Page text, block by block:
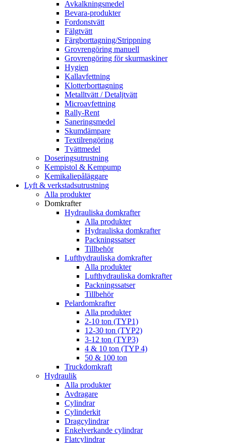
Avkalkningsmedel
Bevara-produkter
Fordonstvätt
Fälgtvätt
Färgborttagning/Strippning
Grovrengöring manuell
Grovrengöring för skurmaskiner
Hygien
Kallavfettning
Klotterborttagning
Metalltvätt / Detaljtvätt
Microavfettning
Rally-Rent
Saneringsmedel
Skumdämpare
Textilrengöring
Tvättmedel
Doseringsutrustning
Kempistol & Kempump
Kemikaliepåläggare
Lyft & verkstadsutrustning
Alla produkter
Domkrafter
Hydrauliska domkrafter
Alla produkter
Hydrauliska domkrafter
Packningssatser
Tillbehör
Lufthydrauliska domkrafter
Alla produkter
Lufthydrauliska domkrafter
Packningssatser
Tillbehör
Pelardomkrafter
Alla produkter
2-10 ton (TYP1)
12-30 ton (TYP2)
3-12 ton (TYP3)
4 & 10 ton (TYP 4)
50 & 100 ton
Truckdomkraft
Hydraulik
Alla produkter
Avdragare
Cylindrar
Cylinderkit
Dragcylindrar
Enkelverkande cylindrar
Flatcylindrar